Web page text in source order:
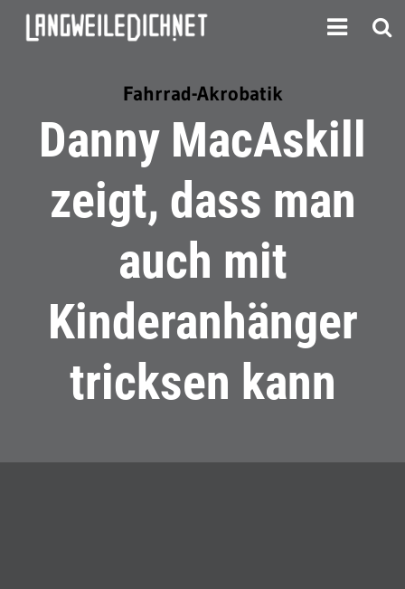
Fahrrad-Akrobatik
Danny MacAskill
zeigt, dass man
auch mit
Kinderanhänger
tricksen kann